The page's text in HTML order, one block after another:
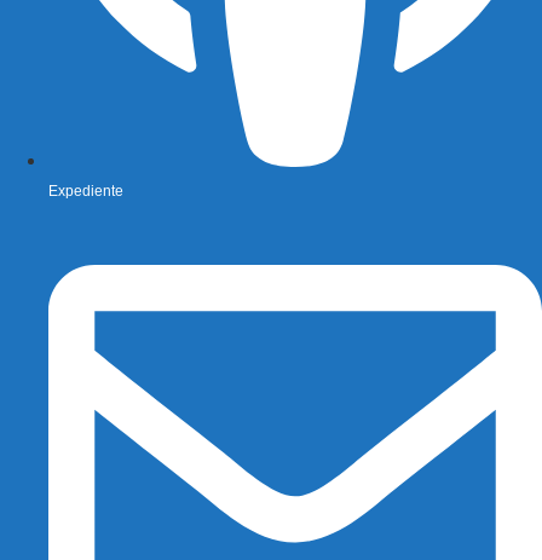
Expediente